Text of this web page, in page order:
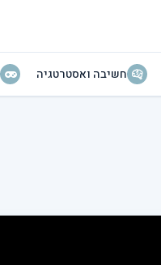
חשיבה ואסטרטגיה